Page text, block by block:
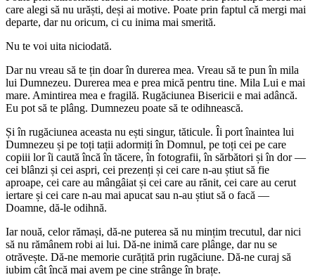
care alegi să nu urăști, deși ai motive. Poate prin faptul că mergi mai
departe, dar nu oricum, ci cu inima mai smerită.
Nu te voi uita niciodată.
Dar nu vreau să te țin doar în durerea mea. Vreau să te pun în mila
lui Dumnezeu. Durerea mea e prea mică pentru tine. Mila Lui e mai
mare. Amintirea mea e fragilă. Rugăciunea Bisericii e mai adâncă.
Eu pot să te plâng. Dumnezeu poate să te odihnească.
Și în rugăciunea aceasta nu ești singur, tăticule. Îi port înaintea lui
Dumnezeu și pe toți tații adormiți în Domnul, pe toți cei pe care
copiii lor îi caută încă în tăcere, în fotografii, în sărbători și în dor —
cei blânzi și cei aspri, cei prezenți și cei care n-au știut să fie
aproape, cei care au mângâiat și cei care au rănit, cei care au cerut
iertare și cei care n-au mai apucat sau n-au știut să o facă —
Doamne, dă-le odihnă.
Iar nouă, celor rămași, dă-ne puterea să nu mințim trecutul, dar nici
să nu rămânem robi ai lui. Dă-ne inimă care plânge, dar nu se
otrăvește. Dă-ne memorie curățită prin rugăciune. Dă-ne curaj să
iubim cât încă mai avem pe cine strânge în brațe.